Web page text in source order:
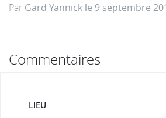
Par Gard Yannick le 9 septembre
Commentaires
LIEU